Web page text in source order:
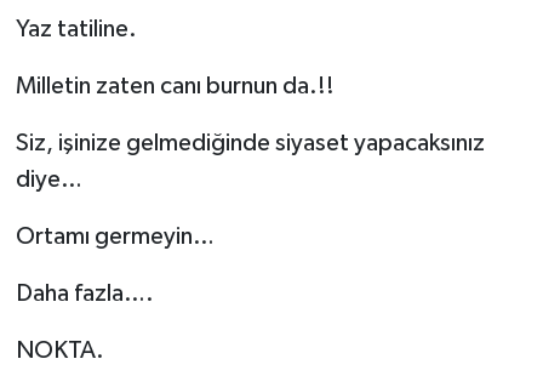
Yaz tatiline.
Milletin zaten canı burnun da.!!
Siz, işinize gelmediğinde siyaset yapacaksınız
diye…
Ortamı germeyin…
Daha fazla….
NOKTA.